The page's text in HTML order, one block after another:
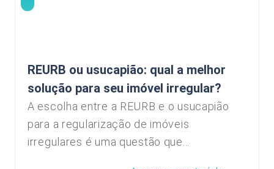
REURB ou usucapião: qual a melhor
solução para seu imóvel irregular?
A escolha entre a REURB e o usucapião
para a regularização de imóveis
irregulares é uma questão que...